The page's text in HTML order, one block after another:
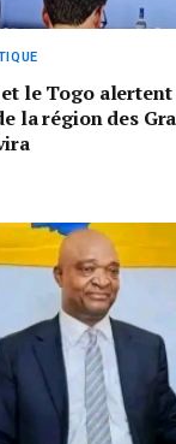
et le Togo
la région des